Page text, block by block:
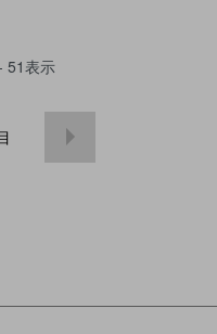
51表示